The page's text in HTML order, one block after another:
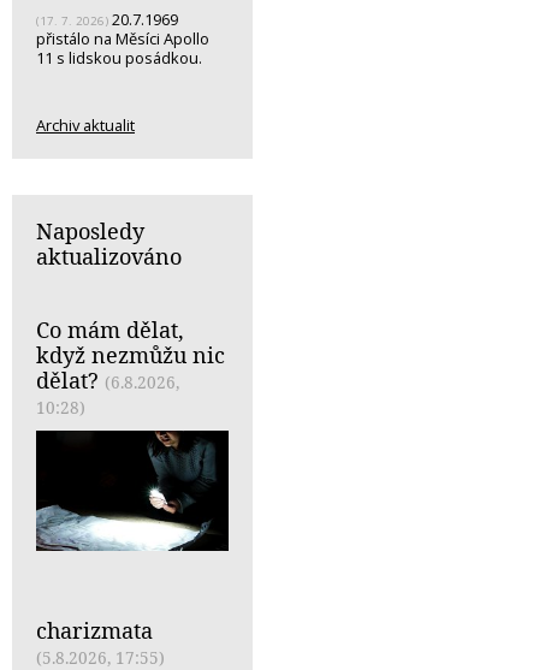
(17. 7. 2026) 20.7.1969
přistálo na Měsíci Apollo
11 s lidskou posádkou.
Archiv aktualit
Naposledy
aktualizováno
Co mám dělat,
když nezmůžu nic
dělat? (6.8.2026,
10:28)
charizmata
(5.8.2026, 17:55)